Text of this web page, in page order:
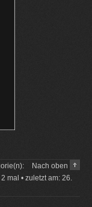
Nach oben
mal • zuletzt am: 26.